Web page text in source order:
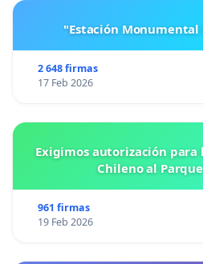
"Estación
2 648 firmas
17 Feb 2026
Exigimos autorización para
Chileno al
961 firmas
19 Feb 2026